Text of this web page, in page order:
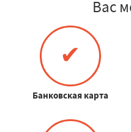
Вас
✔
Банковская карта